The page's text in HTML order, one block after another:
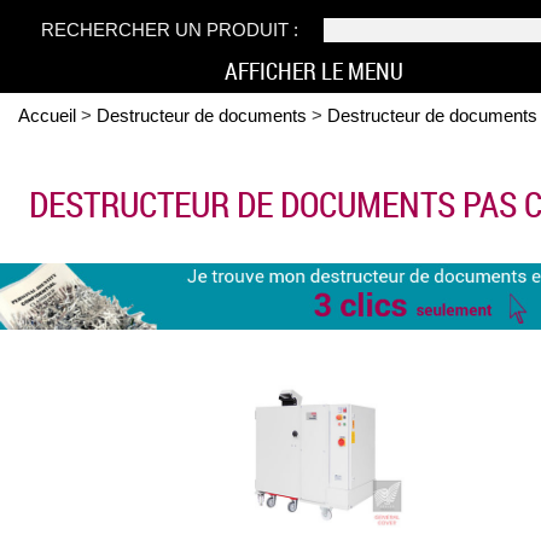
RECHERCHER UN PRODUIT :
AFFICHER LE MENU
Accueil> Destructeur de documents > Destructeur de
DESTRUCTEUR DE DOCUMENTS PAS